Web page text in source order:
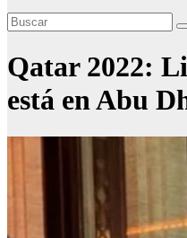
Qatar 2022:
está en Abu